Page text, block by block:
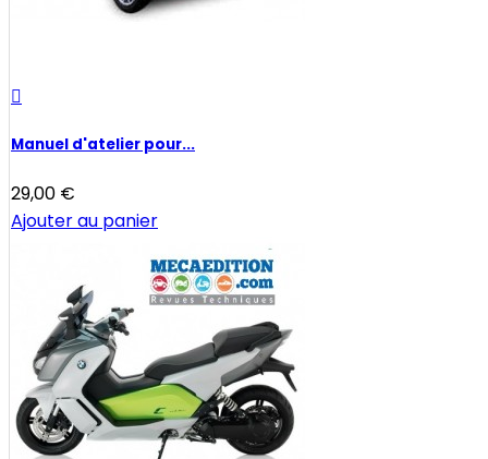

Manuel d'atelier pour...
29,00 €
Ajouter au panier